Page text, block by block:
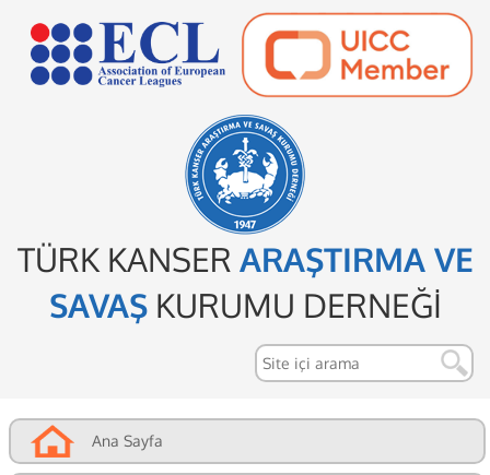
TÜRK KANSER ARAŞTIRMA VE
SAVAŞKURUMU DERNEĞİ
Ana Sayfa